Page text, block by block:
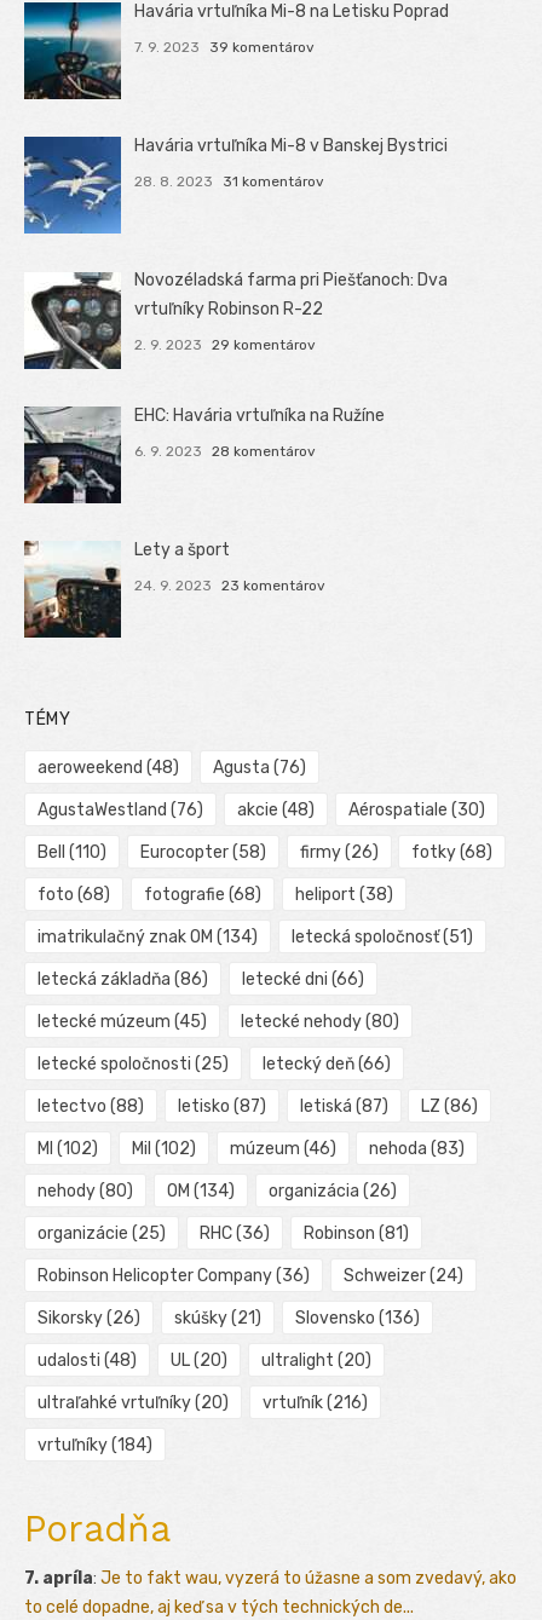
Havária vrtuľníka Mi-8 na Letisku Poprad
7. 9. 2023 39 komentárov
Havária vrtuľníka Mi-8 v Banskej Bystrici
28. 8. 2023 31 komentárov
Novozéladská farma pri Piešťanoch: Dva
vrtuľníky Robinson R-22
2. 9. 2023 29 komentárov
EHC: Havária vrtuľníka na Ružíne
6. 9. 2023 28 komentárov
Lety a šport
24. 9. 2023 23 komentárov
TÉMY
aeroweekend (48) Agusta (76)
AgustaWestland (76) akcie (48) Aérospatiale (30)
Bell (110) Eurocopter(58) firmy(26) fotky(68)
foto (68) fotografie (68) heliport (38)
imatrikulačný znak OM (134) letecká spoločnosť(51)
letecká základňa (86) letecké dni (66)
letecké múzeum (45) letecké nehody(80)
letecké spoločnosti (25) letecký deň(66)
letectvo (88) letisko (87) letiská (87) LZ (86)
MI (102) Mil (102) múzeum (46) nehoda (83)
nehody(80) OM (134) organizácia (26)
organizácie (25) RHC(36) Robinson (81)
Robinson Helicopter Company(36) Schweizer(24)
Sikorsky(26) skúšky(21) Slovensko (136)
udalosti (48) UL(20) ultralight (20)
ultraľahké vrtuľníky(20) vrtuľník(216)
vrtuľníky(184)
Poradňa
7. apríla: Je to fakt wau, vyzerá to úžasne a som zvedavý, ako
to celé dopadne, aj keď sa v tých technických de...